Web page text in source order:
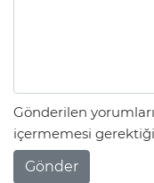
Gönderilen
içermemesi
Gönder